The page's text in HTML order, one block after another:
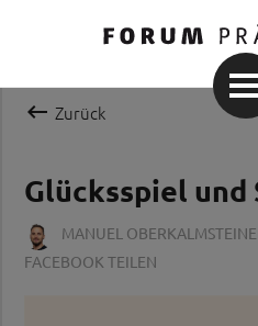
 Zurück
Glücksspiel und
MANUEL
FACEBOOK TEILEN